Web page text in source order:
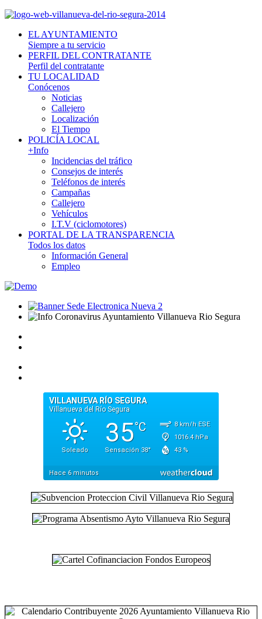
EL AYUNTAMIENTO
Siempre a tu servicio
PERFIL DEL CONTRATANTE
Perfil del contratante
TU LOCALIDAD
Conócenos
Noticias
Callejero
Localización
El Tiempo
POLICÍA LOCAL
+Info
Incidencias del tráfico
Consejos de interés
Teléfonos de interés
Campañas
Callejero
Vehículos
I.T.V (ciclomotores)
PORTAL DE LA TRANSPARENCIA
Todos los datos
Información General
Empleo